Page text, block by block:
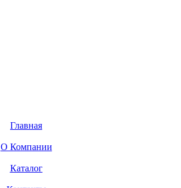
Главная
О Компании
Каталог